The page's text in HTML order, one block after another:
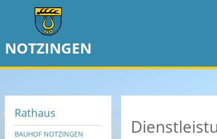
NOTZINGEN
Rathaus
BAUHOF NOTZINGEN